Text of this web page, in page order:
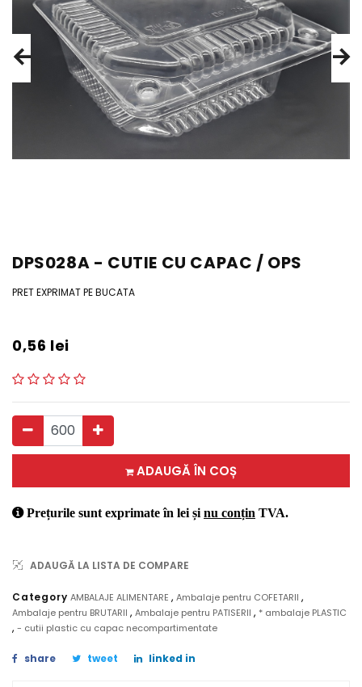
DPS028A - CUTIE CU CAPAC / OPS
PRET EXPRIMAT PE BUCATA
0,56 lei
ADAUGĂ ÎN COȘ
Prețurile sunt exprimate în lei și nu conțin TVA.
ADAUGĂ LA LISTA DE COMPARE
CategoryAMBALAJE ALIMENTARE,Ambalaje pentru COFETARII,
Ambalaje pentru BRUTARII , Ambalaje pentru PATISERII , * ambalaje PLASTIC
, - cutii plastic cu capac necompartimentate
share tweet linked in